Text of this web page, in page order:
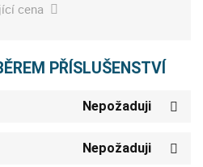
cena
PŘÍSLUŠENSTVÍ
Nepožaduji
Nepožaduji